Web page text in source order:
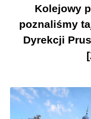
Kolejowy
poznaliśmy
Dyrekcji